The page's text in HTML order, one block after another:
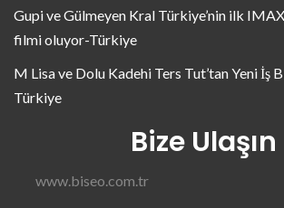
Gupi ve Gülmeyen Kral Türkiye’nin ilk
filmi oluyor-Türkiye
M Lisa ve Dolu Kadehi Ters Tut’tan Yeni İş
Türkiye
Bize Ulaşın
www.biseo.com.tr